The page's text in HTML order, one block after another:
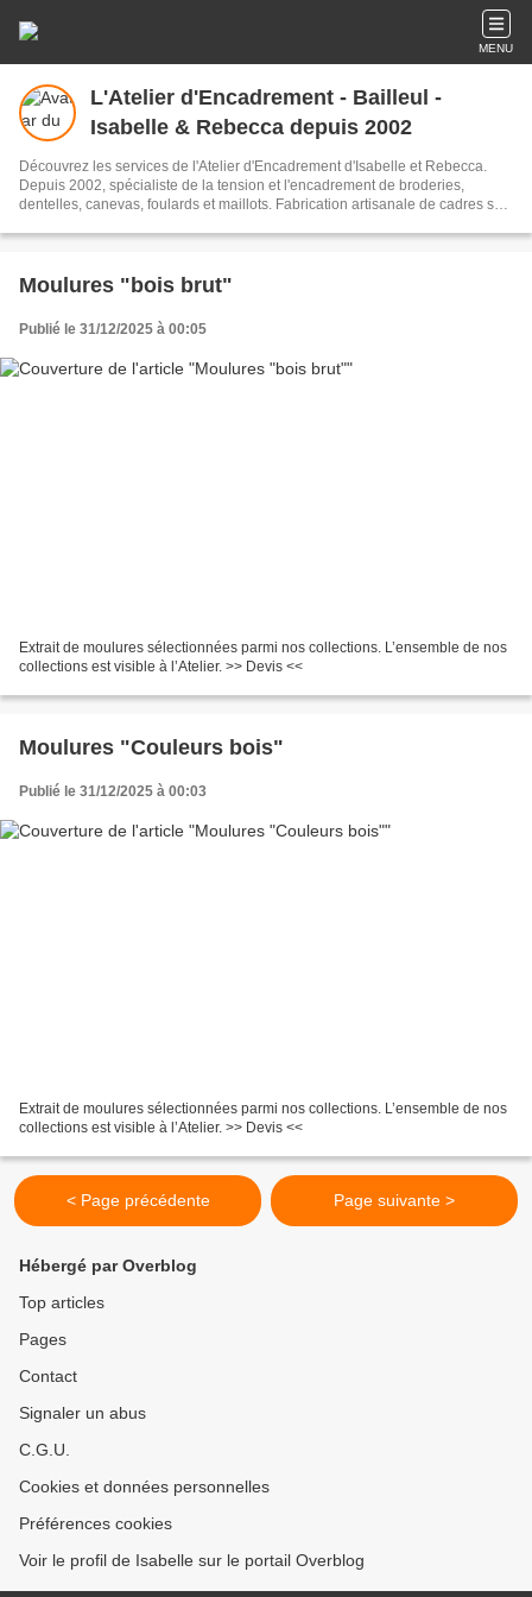
MENU
L'Atelier d'Encadrement - Bailleul -
Isabelle & Rebecca depuis 2002
Découvrez les services de l'Atelier d'Encadrement d'Isabelle et Rebecca.
Depuis 2002, spécialiste de la tension et l'encadrement de broderies,
dentelles, canevas, foulards et maillots. Fabrication artisanale de cadres sur
partout. Devis et propositions d'encadrement en 24h.
Moulures "bois brut"
Publié le 31/12/2025 à 00:05
Extrait de moulures sélectionnées parmi nos collections. L’ensemble de nos
collections est visible à l’Atelier. >> Devis <<
Moulures "Couleurs bois"
Publié le 31/12/2025 à 00:03
Extrait de moulures sélectionnées parmi nos collections. L’ensemble de nos
collections est visible à l’Atelier. >> Devis <<
< Page précédente Page suivante >
Hébergé par Overblog
Top articles
Pages
Contact
Signaler un abus
C.G.U.
Cookies et données personnelles
Préférences cookies
Voir le profil de Isabelle sur le portail Overblog